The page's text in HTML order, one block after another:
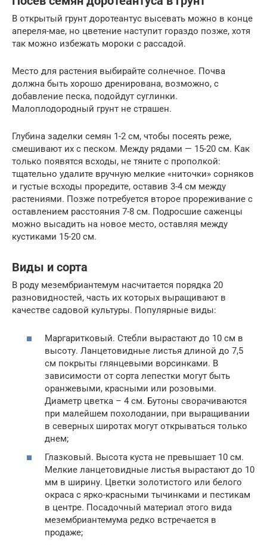
В открытый грунт доротеантус высевать можно в конце
апереля-мае, но цветение наступит гораздо позже, хотя
так можно избежать мороки с рассадой.
Место для растения выбирайте солнечное. Почва
должна быть хорошо дренирована, возможно, с
добавление песка, подойдут суглинки.
Малоплодородный грунт не страшен.
Глубина заделки семян 1-2 см, чтобы посеять реже,
смешивают их с песком. Между рядами — 15-20 см. Как
только появятся всходы, не тяните с прополкой:
тщательно удалите вручную мелкие «ниточки» сорняков
и густые всходы проредите, оставив 3-4 см между
растениями. Позже потребуется второе прореживание с
оставлением расстояния 7-8 см. Подросшие саженцы
можно высадить на новое место, оставляя между
кустиками 15-20 см.
Виды и сорта
В роду мезембриантемум насчитается порядка 20
разновидностей, часть их которых выращивают в
качестве садовой культуры. Популярные виды:
Маргаритковый. Стебли вырастают до 10 см в
высоту. Ланцетовидные листья длиной до 7,5
см покрыты глянцевыми ворсинками. В
зависимости от сорта лепестки могут быть
оранжевыми, красными или розовыми.
Диаметр цветка – 4 см. Бутоны сворачиваются
при малейшем похолодании, при выращивании
в северных широтах могут открываться только
днем;
Глазковый. Высота куста не превышает 10 см.
Мелкие ланцетовидные листья вырастают до 10
мм в ширину. Цветки золотистого или белого
окраса с ярко-красными тычинками и пестикам
в центре. Посадочный материал этого вида
мезембриантемума редко встречается в
продаже;